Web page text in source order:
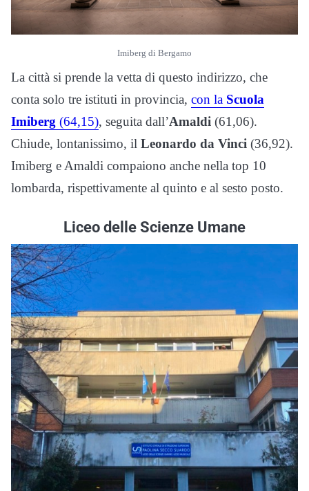
Imiberg di Bergamo
La città si prende la vetta di questo indirizzo, che
conta solo tre istituti in provincia, con la Scuola
Imiberg (64,15), seguita dall’Amaldi (61,06).
Chiude, lontanissimo, il Leonardo da Vinci (36,92).
Imiberg e Amaldi compaiono anche nella top 10
lombarda, rispettivamente al quinto e al sesto posto.
Liceo delle Scienze Umane